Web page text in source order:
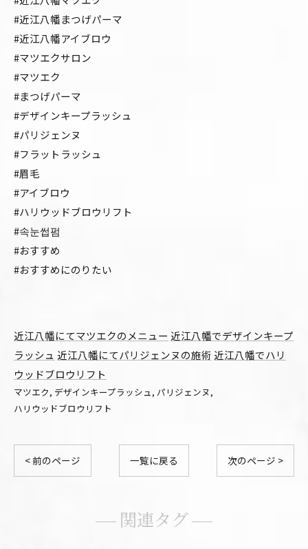
#近江八幡まつげパーマ
#近江八幡アイブロウ
#マツエクサロン
#マツエク
#まつげパーマ
#デザインキープラッシュ
#パリジェンヌ
#フラットラッシュ
#眉毛
#アイブロウ
#ハリウッドブロウリフト
#속눈썹펌
#おすすめ
#おすすめにのりたい
近江八幡にてマツエクのメニュー 近江八幡でデザインキープ
ラッシュ 近江八幡にてパリジェンヌの施術 近江八幡でハリ
ウッドブロウリフト
マツエク デザインキープラッシュ パリジェンヌ
ハリウッドブロウリフト
< 前のページ 一覧に戻る 次のページ >
関連タグ